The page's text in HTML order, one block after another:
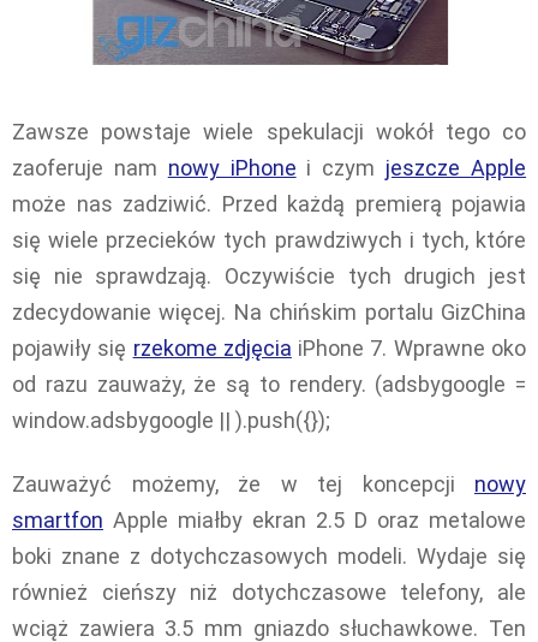
Zawsze powstaje wiele spekulacji wokół tego co
zaoferuje nam nowy iPhone i czym jeszcze Apple
może nas zadziwić. Przed każdą premierą pojawia
się wiele przecieków tych prawdziwych i tych, które
się nie sprawdzają. Oczywiście tych drugich jest
zdecydowanie więcej. Na chińskim portalu GizChina
pojawiły się rzekome zdjęcia iPhone 7. Wprawne oko
od razu zauważy, że są to rendery. (adsbygoogle =
window.adsbygoogle || ).push({});
Zauważyć możemy, że w tej koncepcji nowy
smartfon Apple miałby ekran 2.5 D oraz metalowe
boki znane z dotychczasowych modeli. Wydaje się
również cieńszy niż dotychczasowe telefony, ale
wciąż zawiera 3.5 mm gniazdo słuchawkowe. Ten